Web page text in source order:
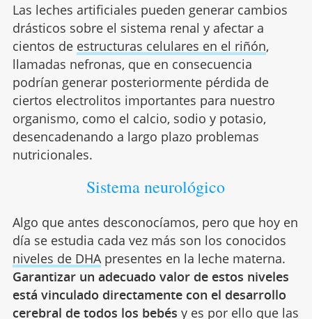
Las leches artificiales pueden generar cambios
drásticos sobre el sistema renal y afectar a
cientos de estructuras celulares en el riñón,
llamadas nefronas, que en consecuencia
podrían generar posteriormente pérdida de
ciertos electrolitos importantes para nuestro
organismo, como el calcio, sodio y potasio,
desencadenando a largo plazo problemas
nutricionales.
Sistema neurológico
Algo que antes desconocíamos, pero que hoy en
día se estudia cada vez más son los conocidos
niveles de DHApresentes en la leche materna.
Garantizar un adecuado valor de estos niveles
está vinculado directamente con el desarrollo
cerebral de todos los bebés y es por ello que las